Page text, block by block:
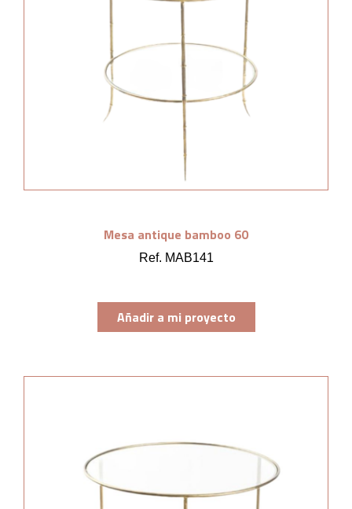
Mesa antique bamboo 60
Ref. MAB141
Añadir a mi proyecto